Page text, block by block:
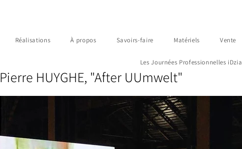
Réalisations À propos Savoirs-faire Matériels Vente
Les Journées Professionnelles iDzia
Pierre HUYGHE, "After UUmwelt"